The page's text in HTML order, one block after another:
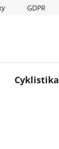
GDPR
Cyklistika